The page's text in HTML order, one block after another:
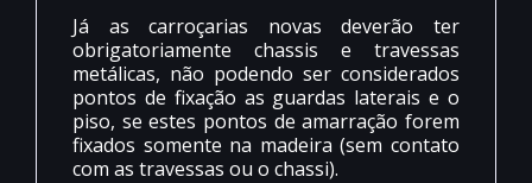
Já as carroçarias novas deverão ter
obrigatoriamente chassis e travessas
metálicas, não podendo ser considerados
pontos de fixação as guardas laterais e o
piso, se estes pontos de amarração forem
fixados somente na madeira (sem contato
com as travessas ou o chassi).